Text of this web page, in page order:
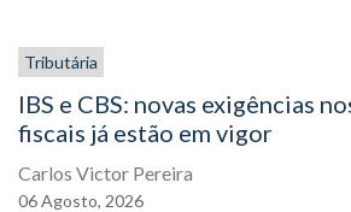
Tributária
IBS e CBS: novas exigências
fiscais já estão em vigor
Carlos Victor Pereira
06Agosto, 2026